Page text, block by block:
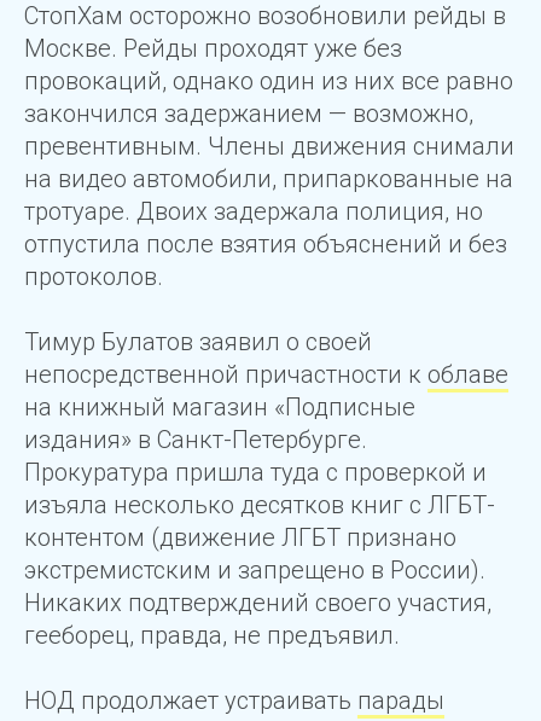
СтопХам осторожно возобновили рейды в
Москве. Рейды проходят уже без
провокаций, однако один из них все равно
закончился задержанием — возможно,
превентивным. Члены движения снимали
на видео автомобили, припаркованные на
тротуаре. Двоих задержала полиция, но
отпустила после взятия объяснений и без
протоколов.
Тимур Булатов заявил о своей
непосредственной причастности к облаве
на книжный магазин «Подписные
издания» в Санкт-Петербурге.
Прокуратура пришла туда с проверкой и
изъяла несколько десятков книг с ЛГБТ-
контентом (движение ЛГБТ признано
экстремистским и запрещено в России).
Никаких подтверждений своего участия,
гееборец, правда, не предъявил.
НОД продолжает устраивать парады